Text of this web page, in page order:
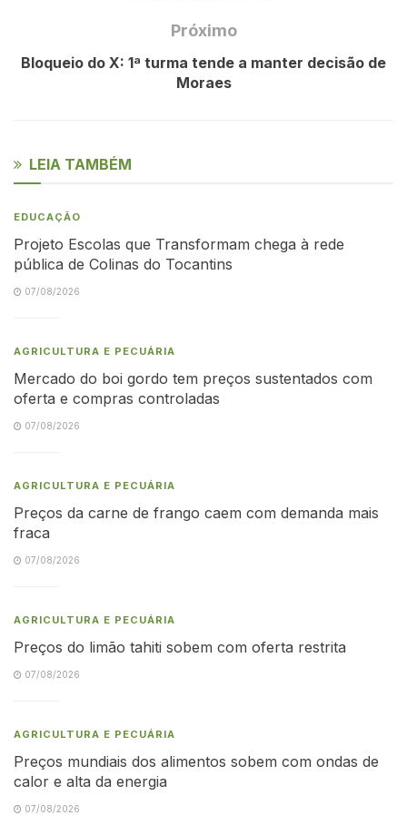
Próximo
Bloqueio do X: 1ª turma tende a manter decisão de
Moraes
LEIA TAMBÉM
EDUCAÇÃO
Projeto Escolas que Transformam chega à rede
pública de Colinas do Tocantins
07/08/2026
AGRICULTURA E PECUÁRIA
Mercado do boi gordo tem preços sustentados com
oferta e compras controladas
07/08/2026
AGRICULTURA E PECUÁRIA
Preços da carne de frango caem com demanda mais
fraca
07/08/2026
AGRICULTURA E PECUÁRIA
Preços do limão tahiti sobem com oferta restrita
07/08/2026
AGRICULTURA E PECUÁRIA
Preços mundiais dos alimentos sobem com ondas de
calor e alta da energia
07/08/2026